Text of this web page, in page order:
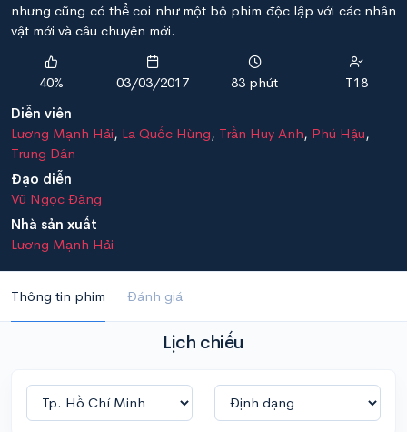
nhưng cũng có thể coi như một bộ phim độc lập với các nhân
vật mới và câu chuyện mới.
40% 03/03/2017 83 phút
T18
Diễn viên
Lương Mạnh Hải, La Quốc Hùng, Trần Huy Anh, Phú Hậu,
Trung Dân
Đạo diễn
Vũ Ngọc Đãng
Nhà sản xuất
Lương Mạnh Hải
Thông tin phim Đánh giá
Lịch chiếu